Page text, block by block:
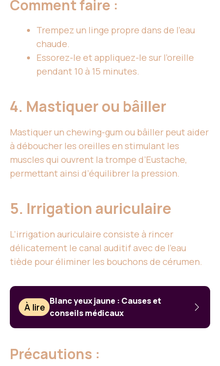
Comment faire :
Trempez un linge propre dans de l’eau
chaude.
Essorez-le et appliquez-le sur l’oreille
pendant 10 à 15 minutes.
4. Mastiquer ou bâiller
Mastiquer un chewing-gum ou bâiller peut aider
à déboucher les oreilles en stimulant les
muscles qui ouvrent la trompe d’Eustache,
permettant ainsi d’équilibrer la pression.
5. Irrigation auriculaire
L’irrigation auriculaire consiste à rincer
délicatement le canal auditif avec de l’eau
tiède pour éliminer les bouchons de cérumen.
À lire
Blanc yeux jaune : Causes et
conseils médicaux
Précautions :